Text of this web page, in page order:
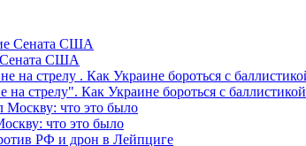
Сената США
на стрелу". Как Украине бороться с баллистикой
что это было